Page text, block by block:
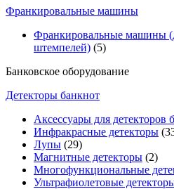
Франкировальные машины
Франкировальные машины
штемпелей) (5)
Банковское оборудование
Детекторы банкнот
Аксессуары для детекторов
Инфракрасные детекторы
Лупы (29)
Магнитные детекторы (2)
Многофункциональные
Ультрафиолетовые